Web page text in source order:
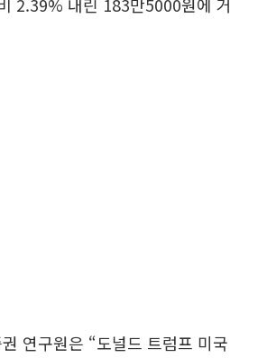
연구원은 “도널드 트럼프 미국